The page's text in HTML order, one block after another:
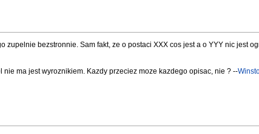
bezstronnie. Sam fakt, ze o postaci XXX cos jest a o YYY nic jest
ma jest wyroznikiem. Kazdy przeciez moze kazdego opisac, nie ? --